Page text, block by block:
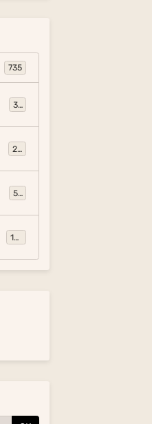
735
317
281
54
134